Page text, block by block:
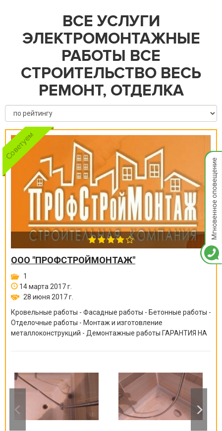
ВСЕ УСЛУГИ
ЭЛЕКТРОМОНТАЖНЫЕ
РАБОТЫ ВСЕ
СТРОИТЕЛЬСТВО ВЕСЬ
РЕМОНТ, ОТДЕЛКА
ООО "ПРОФСТРОЙМОНТАЖ"
1
14 марта 2017 г.
28 июня 2017 г.
Кровельные работы - Фасадные работы - Бетонные работы -
Отделочные работы - Монтаж и изготовление
металлоконструкций - Демонтажные работы ГАРАНТИЯ НА